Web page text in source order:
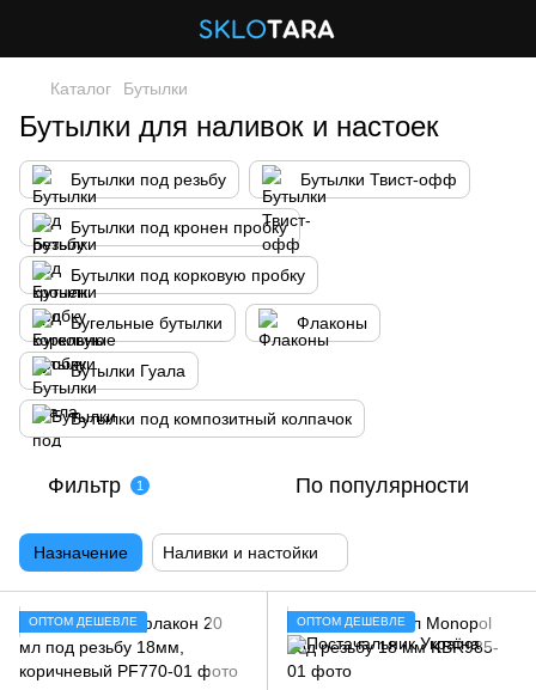
Каталог Бутылки
Бутылки для наливок и настоек
Бутылки под резьбу Бутылки Твист-офф
Бутылки под кронен пробку
Бутылки под корковую пробку
Бугельные бутылки Флаконы
Бутылки Гуала
Бутылки под композитный колпачок
Фильтр 1 По популярности
Назначение Наливки и настойки
ОПТОМ ДЕШЕВЛЕ ОПТОМ ДЕШЕВЛЕ